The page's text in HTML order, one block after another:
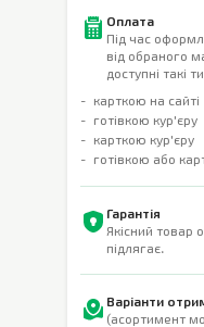
Оплата
Під час
від обраного
доступні такі
карткою на сайті
готівкою кур'єру
карткою кур'єру
готівкою або
Гарантія
Якісний товар
підлягає.
Варіанти
(асортимент